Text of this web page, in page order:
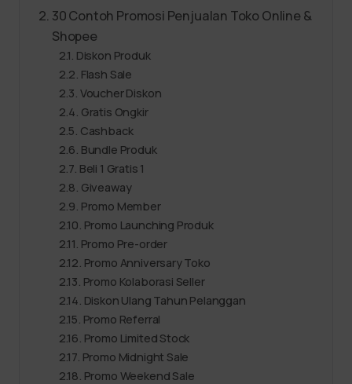
30 Contoh Promosi Penjualan Toko Online &
Shopee
Diskon Produk
Flash Sale
Voucher Diskon
Gratis Ongkir
Cashback
Bundle Produk
Beli 1 Gratis 1
Giveaway
Promo Member
Promo Launching Produk
Promo Pre-order
Promo Anniversary Toko
Promo Kolaborasi Seller
Diskon Ulang Tahun Pelanggan
Promo Referral
Promo Limited Stock
Promo Midnight Sale
Promo Weekend Sale